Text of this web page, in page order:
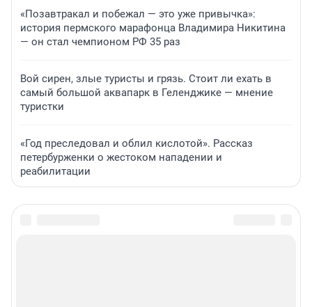
«Позавтракал и побежал — это уже привычка»:
история пермского марафонца Владимира Никитина
— он стал чемпионом РФ 35 раз
Вой сирен, злые туристы и грязь. Стоит ли ехать в
самый большой аквапарк в Геленджике — мнение
туристки
«Год преследовал и облил кислотой». Рассказ
петербурженки о жестоком нападении и
реабилитации